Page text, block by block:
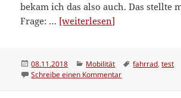
bekam ich das also auch. Das stellte
Frage: … [weiterlesen]
eins
ins
Veröffentlicht
am
08.11.2018 Kategorien
Mobilität Schlagwörter
fahrrad,test
Schreibe einen Kommentarzu Es fügt sich